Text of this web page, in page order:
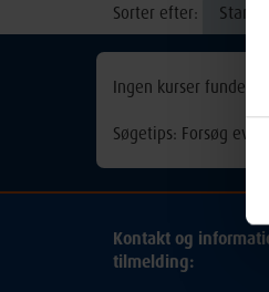
Sorter efter:
Ingen kurser fundet
Søgetips: Forsøg
Kontakt og
tilmelding: